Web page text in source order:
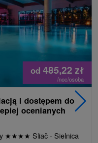
od 485,22 zł
/noc/osoba
i dostępem do
ocenianych
★★★★ Sliač - Sielnica